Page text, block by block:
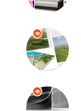
Organizasyon
Otomotiv
Tekstil
Hediyelik Eşya